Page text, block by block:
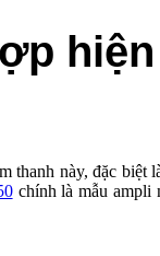
thanh này, đặc
chính là mẫu ampli